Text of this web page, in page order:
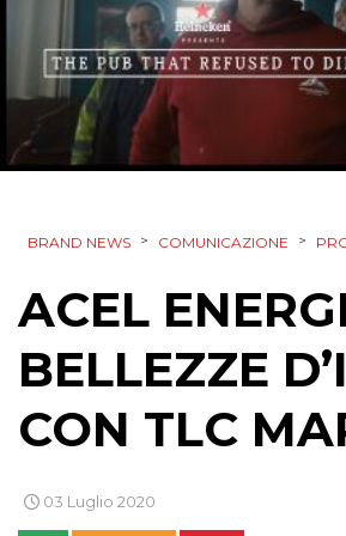
BRAND NEWS > COMUNICAZIONE >
ACEL
BELLEZZE
CON TLC
03 Luglio 2020